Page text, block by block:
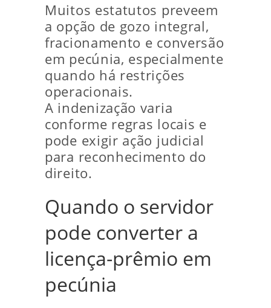
Muitos estatutos preveem
a opção de gozo integral,
fracionamento e conversão
em pecúnia, especialmente
quando há restrições
operacionais.
A indenização varia
conforme regras locais e
pode exigir ação judicial
para reconhecimento do
direito.
Quando o servidor
pode converter a
licença-prêmio em
pecúnia